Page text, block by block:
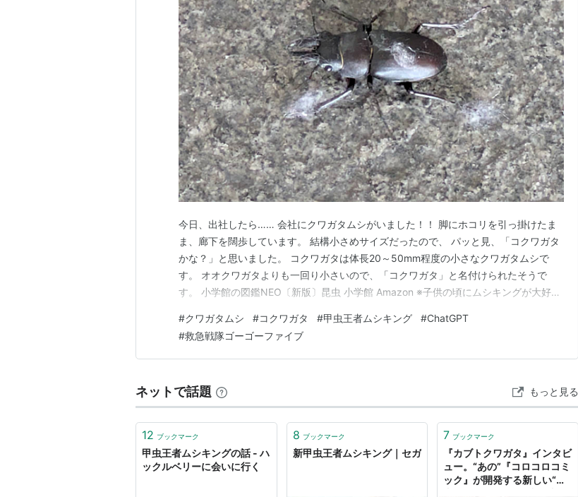
今日、出社したら…… 会社にクワガタムシがいました！！ 脚にホコリを引っ掛けたま
ま、廊下を闊歩しています。 結構小さめサイズだったので、 パッと見、「コクワガタ
かな？」と思いました。 コクワガタは体長20～50mm程度の小さなクワガタムシで
す。 オオクワガタよりも一回り小さいので、「コクワガタ」と名付けられたそうで
す。 小学館の図鑑NEO〔新版〕昆虫 小学館 Amazon ※子供の頃にムシキングが大好き
ワガタのカードも持ってましたね。 【009-2004 ファースト拡張】コクワガタ／甲虫
王者 ムシキング セガ Ama…
#クワガタムシ #コクワガタ #甲虫王者ムシキング #ChatGPT
#救急戦隊ゴーゴーファイブ
ネットで話題 もっと見る
12 ブックマーク
甲虫王者ムシキングの話 - ハ
ックルベリーに会いに行く
8 ブックマーク
新甲虫王者ムシキング｜セガ
7 ブックマーク
『カブトクワガタ』インタビ
ュー。“あの”『コロコロコミ
ック』が開発する新しい“昆